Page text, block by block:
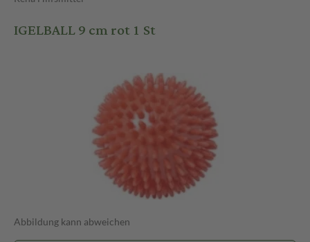
IGELBALL 9 cm rot 1 St
Abbildung kann abweichen